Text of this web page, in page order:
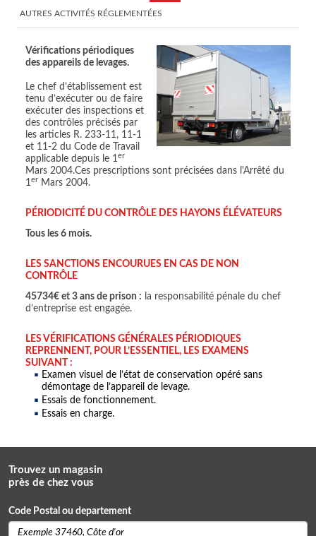
AUTRES ACTIVITÉS RÉGLEMENTÉES
Vérifications périodiques
des appareils de levages.
Le chef d’établissement est
tenu d’exécuter ou de faire
exécuter des inspections et
des contrôles précisés par
les articles R. 233-11, 11-1
et 11-2 du Code de Travail
applicable depuis le 1er
Mars 2004.Ces prescriptions sont précisées dans l'Arrêté du
1er Mars 2004.
PÉRIODICITÉ DU CONTRÔLE DES HAYONS ÉLÉVATEURS
Tous les 6 mois.
LES SANCTIONS ENCOURUES EN CAS DE NON
CONTRÔLE
45734€ et 3 ans de prison : la responsabilité pénale du chef
d’entreprise est engagée.
LES VÉRIFICATIONS GÉNÉRALES PÉRIODIQUES
REPRENNENT, POUR L’ESSENTIEL, LES EXAMENS
SUIVANT :
Examen visuel de l’état de conservation opéré sans
démontage de l’appareil de levage.
Essais de fonctionnement.
Essais en charge.
Trouvez un magasin
près de chez vous
Code Postal ou departement